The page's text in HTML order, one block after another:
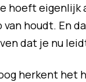
hoeft eigenlijk
van houdt. En
dat je nu
herkent het